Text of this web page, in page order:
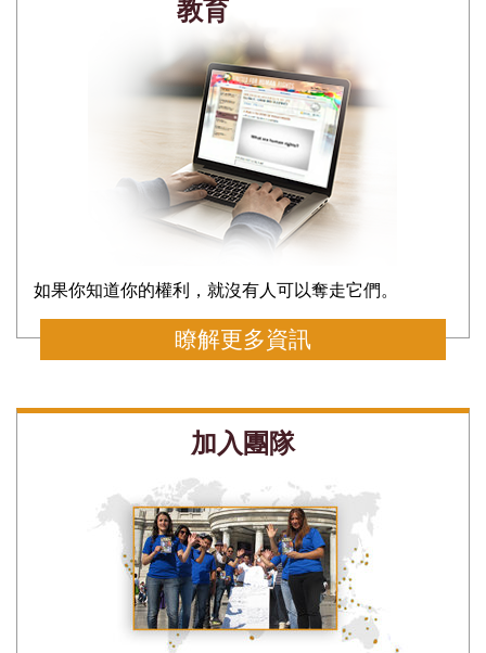
教育
如果你知道你的權利，就沒有人可以奪走它們。
瞭解更多資訊
加入團隊